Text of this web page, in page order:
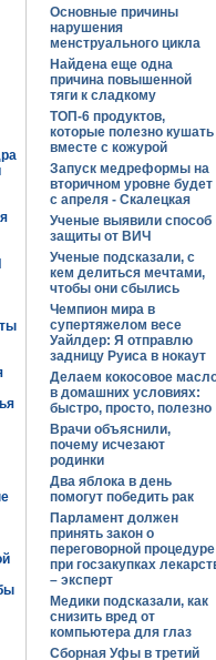
Основные причины
нарушения
менструального цикла
Найдена еще одна
причина повышенной
тяги к сладкому
ТОП-6 продуктов,
которые полезно кушать
вместе с кожурой
Запуск медреформы на
вторичном уровне будет
с апреля - Скалецкая
Ученые выявили способ
защиты от ВИЧ
Ученые подсказали, с
кем делиться мечтами,
чтобы они сбылись
Чемпион мира в
супертяжелом весе
Уайлдер: Я отправлю
задницу Руиса в нокаут
Делаем кокосовое
в домашних условиях:
быстро, просто, полезно
Врачи объяснили,
почему исчезают
родинки
Два яблока в день
помогут победить рак
Парламент должен
принять закон о
переговорной процедуре
при госзакупках
– эксперт
Медики подсказали, как
снизить вред от
компьютера для глаз
Сборная Уфы в третий